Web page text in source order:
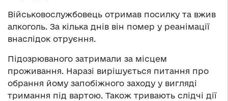
Військовослужбовець отримав посилку та вжив
алкоголь. За кілька днів він помер у реанімації
внаслідок отруєння.
Підозрюваного затримали за місцем
проживання. Наразі вирішується питання про
обрання йому запобіжного заходу у вигляді
тримання під вартою. Також тривають слідчі дії